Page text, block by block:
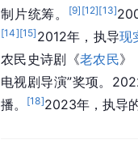
制片统筹。
[9] [12][13]
[14][15] 2012年，执导现
农民史诗剧《老农民》
电视剧导演”奖项。
播。
[18]2023年，执导